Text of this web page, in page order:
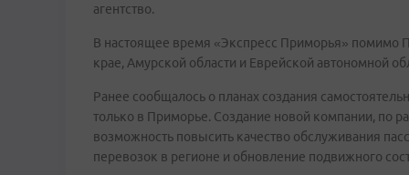
агентство.
В настоящее время «Экспресс Приморья» помимо
крае, Амурской области и Еврейской автономной
Ранее сообщалось о планах создания
только в Приморье. Создание новой компании, по
возможность повысить качество обслуживания
перевозок в регионе и обновление подвижного